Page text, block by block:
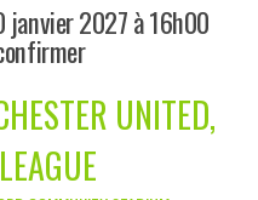
janvier 2027 à 16h00
UNITED,